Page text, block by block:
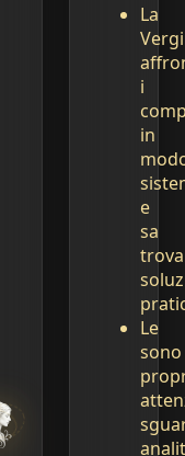
La
i
in
e
sa
Le
sono